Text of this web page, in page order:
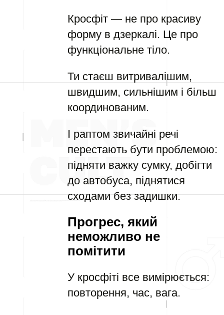
Кросфіт — не про красиву
форму в дзеркалі. Це про
функціональне тіло.
Ти стаєш витривалішим,
швидшим, сильнішим і більш
координованим.
І раптом звичайні речі
перестають бути проблемою:
підняти важку сумку, добігти
до автобуса, піднятися
сходами без задишки.
Прогрес, який
неможливо не
помітити
У кросфіті все вимірюється:
повторення, час, вага.